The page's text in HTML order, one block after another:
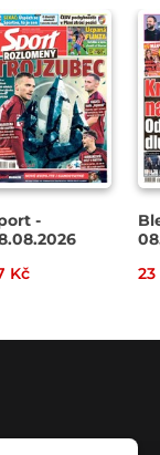
-
Kč
23